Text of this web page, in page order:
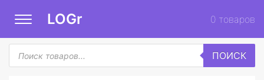
LOGr 0 товаров
Поиск
товаров
ПОИСК